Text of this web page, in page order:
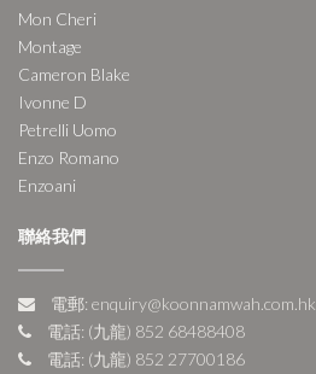
Mon Cheri
Montage
Cameron Blake
Ivonne D
Petrelli Uomo
Enzo Romano
Enzoani
聯絡我們
電郵: enquiry@koonnamwah.com.hk
電話: (九龍) 852 68488408
電話: (九龍) 852 27700186